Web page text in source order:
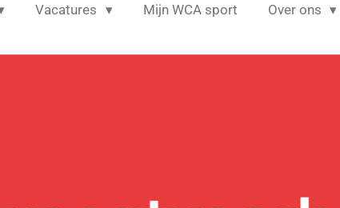
Vacatures Mijn WCA sport Over ons